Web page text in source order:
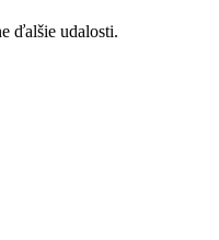
ďalšie udalosti.